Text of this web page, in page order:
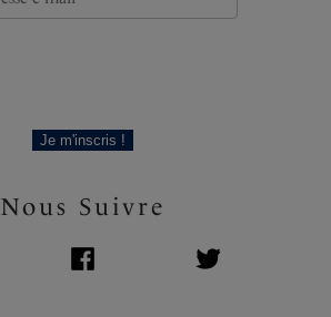
Je m'inscris !
Nous Suivre